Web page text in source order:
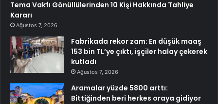
Tema Vakfı Gönüllülerinden 10 Kişi Hakkında Tahliye
Kararı
Ağustos 7, 2026
Fabrikada rekor zam: En düşük maaş
153 bin TL’ye çıktı, işçiler halay çekerek
kutladı
Ağustos 7, 2026
Aramalar yüzde 5800 arttı:
Bittiğinden beri herkes oraya gidiyor